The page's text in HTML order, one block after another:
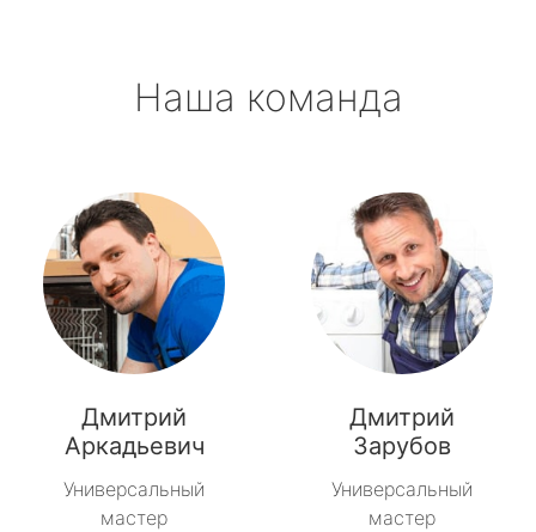
Наша команда
Дмитрий
Аркадьевич
Универсальный
мастер
Дмитрий
Зарубов
Универсальный
мастер